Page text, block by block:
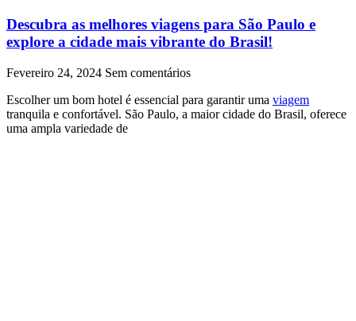
Descubra as melhores viagens para São Paulo e
explore a cidade mais vibrante do Brasil!
Fevereiro 24, 2024 Sem comentários
Escolher um bom hotel é essencial para garantir uma viagem
tranquila e confortável. São Paulo, a maior cidade do Brasil, oferece
uma ampla variedade de